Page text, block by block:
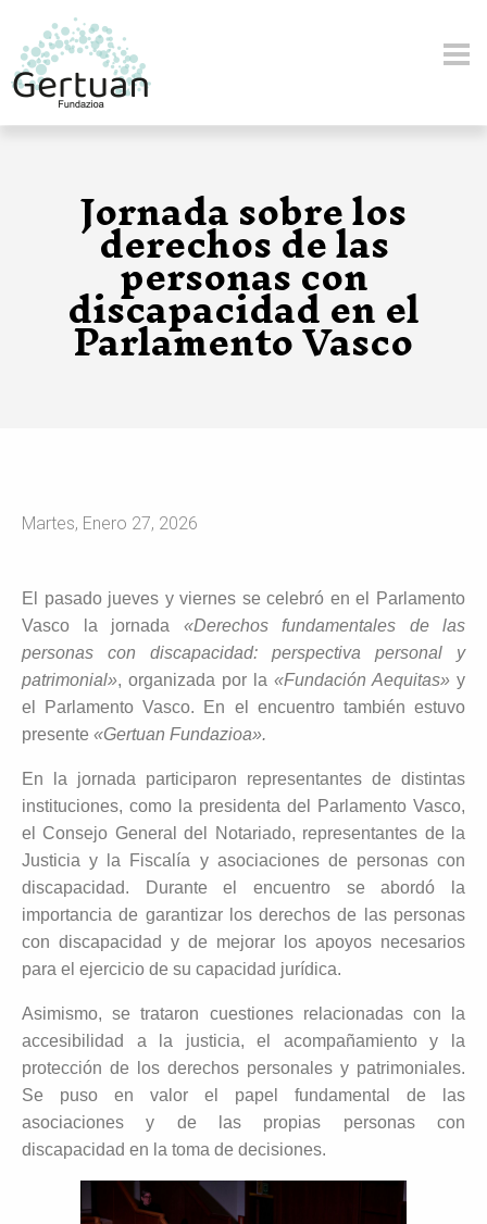
Jornada sobre los
derechos de las
personas con
discapacidad en el
Parlamento Vasco
Martes, Enero 27, 2026
El pasado jueves y viernes se celebró en el Parlamento
Vasco la jornada «Derechos fundamentales de las
personas con discapacidad: perspectiva personal y
patrimonial», organizada por la «Fundación Aequitas» y
el Parlamento Vasco. En el encuentro también estuvo
presente «Gertuan Fundazioa».
En la jornada participaron representantes de distintas
instituciones, como la presidenta del Parlamento Vasco,
el Consejo General del Notariado, representantes de la
Justicia y la Fiscalía y asociaciones de personas con
discapacidad. Durante el encuentro se abordó la
importancia de garantizar los derechos de las personas
con discapacidad y de mejorar los apoyos necesarios
para el ejercicio de su capacidad jurídica.
Asimismo, se trataron cuestiones relacionadas con la
accesibilidad a la justicia, el acompañamiento y la
protección de los derechos personales y patrimoniales.
Se puso en valor el papel fundamental de las
asociaciones y de las propias personas con
discapacidad en la toma de decisiones.